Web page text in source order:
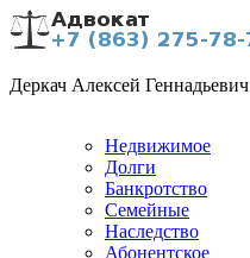
Деркач Алексей Геннадьевич
Недвижимое
Долги
Банкротство
Семейные
Наследство
Абонентское